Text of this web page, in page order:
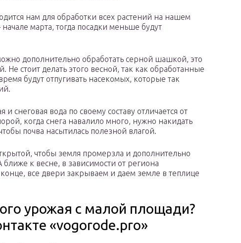
нам для обработки всех растений на нашем
марта, тогда посадки меньше будут
дополнительно обработать серной шашкой, это
Не стоит делать этого весной, так как обработанные
будут отпугивать насекомых, которые так
снеговая вода по своему составу отличается от
когда снега навалило много, нужно накидать
почва насытилась полезной влагой.
чтобы земля промерзла и дополнительно
к весне, в зависимости от региона
все двери закрываем и даем земле в теплице
урожая с малой площади?
«vogorode.pro»